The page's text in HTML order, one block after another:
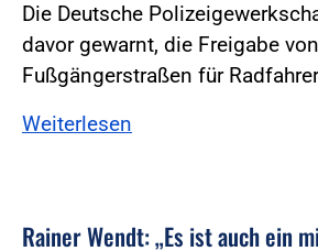
Die Deutsche
davor gewarnt, die Freigabe
Fußgängerstraßen für
Weiterlesen
Rainer Wendt: „Es ist auch ein